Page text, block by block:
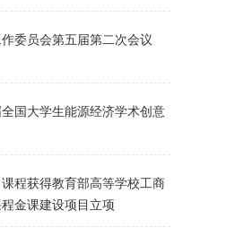
委员会第五届第二次会议
国大学生能源经济学术创意
课程获得教育部高等学校工商
金课建设项目立项